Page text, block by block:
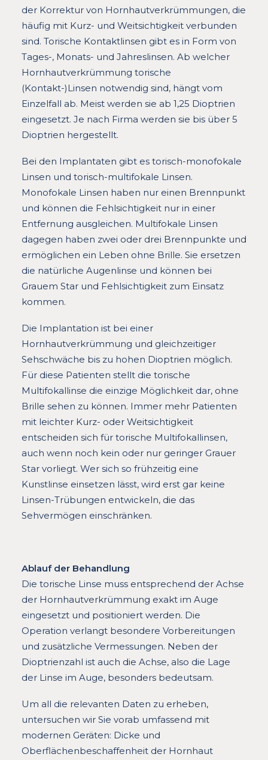
der Korrektur von Hornhautverkrümmungen, die
häufig mit Kurz- und Weitsichtigkeit verbunden
sind. Torische Kontaktlinsen gibt es in Form von
Tages-, Monats- und Jahreslinsen. Ab welcher
Hornhautverkrümmung torische
(Kontakt-)Linsen notwendig sind, hängt vom
Einzelfall ab. Meist werden sie ab 1,25 Dioptrien
eingesetzt. Je nach Firma werden sie bis über 5
Dioptrien hergestellt.
Bei den Implantaten gibt es torisch-monofokale
Linsen und torisch-multifokale Linsen.
Monofokale Linsen haben nur einen Brennpunkt
und können die Fehlsichtigkeit nur in einer
Entfernung ausgleichen. Multifokale Linsen
dagegen haben zwei oder drei Brennpunkte und
ermöglichen ein Leben ohne Brille. Sie ersetzen
die natürliche Augenlinse und können bei
Grauem Star und Fehlsichtigkeit zum Einsatz
kommen.
Die Implantation ist bei einer
Hornhautverkrümmung und gleichzeitiger
Sehschwäche bis zu hohen Dioptrien möglich.
Für diese Patienten stellt die torische
Multifokallinse die einzige Möglichkeit dar, ohne
Brille sehen zu können. Immer mehr Patienten
mit leichter Kurz- oder Weitsichtigkeit
entscheiden sich für torische Multifokallinsen,
auch wenn noch kein oder nur geringer Grauer
Star vorliegt. Wer sich so frühzeitig eine
Kunstlinse einsetzen lässt, wird erst gar keine
Linsen-Trübungen entwickeln, die das
Sehvermögen einschränken.
Ablauf der Behandlung
Die torische Linse muss entsprechend der Achse
der Hornhautverkrümmung exakt im Auge
eingesetzt und positioniert werden. Die
Operation verlangt besondere Vorbereitungen
und zusätzliche Vermessungen. Neben der
Dioptrienzahl ist auch die Achse, also die Lage
der Linse im Auge, besonders bedeutsam.
Um all die relevanten Daten zu erheben,
untersuchen wir Sie vorab umfassend mit
modernen Geräten: Dicke und
Oberflächenbeschaffenheit der Hornhaut